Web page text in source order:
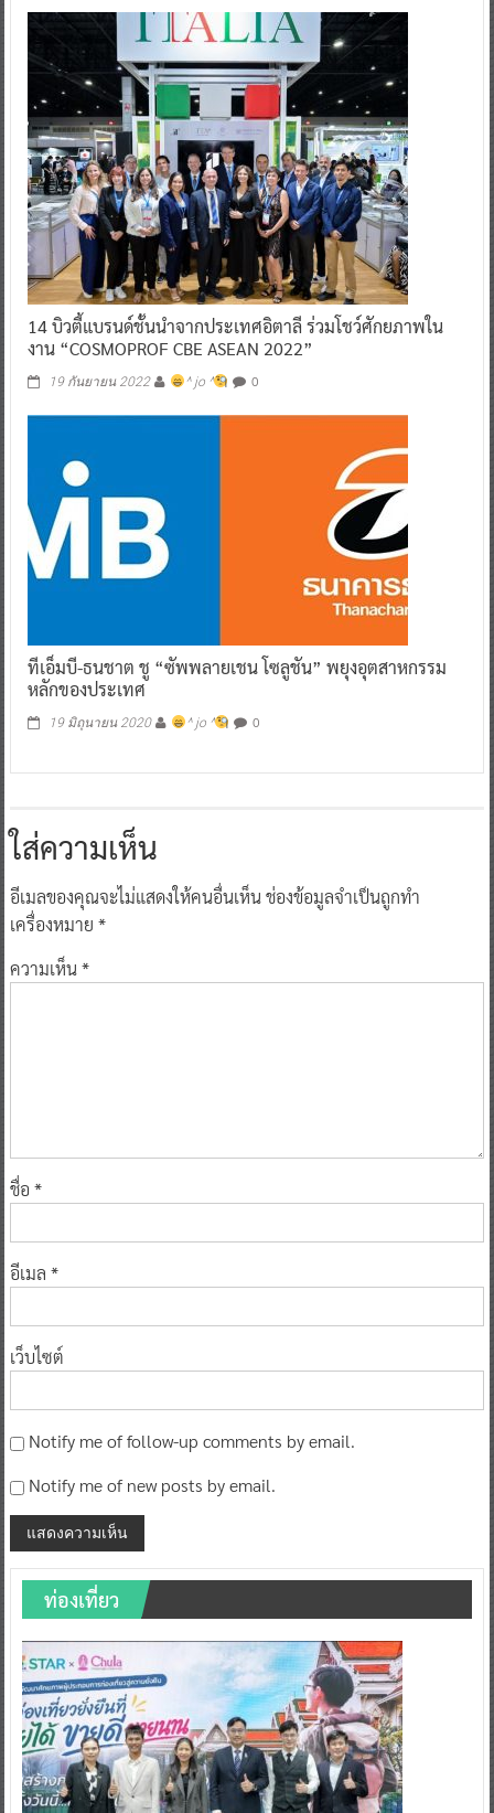
14 บิวตี้แบรนด์ชั้นนำจากประเทศอิตาลี ร่วมโชว์ศักยภาพใน
งาน “COSMOPROF CBE ASEAN 2022”
19 กันยายน 2022 ^ jo ^ 0
ทีเอ็มบี-ธนชาต ชู “ซัพพลายเชน โซลูชัน” พยุงอุตสาหกรรม
หลักของประเทศ
19 มิถุนายน 2020 ^ jo ^ 0
ใส่ความเห็น
อีเมลของคุณจะไม่แสดงให้คนอื่นเห็นช่องข้อมูลจำเป็นถูกทำ
เครื่องหมาย *
ความเห็น*
ชื่อ *
อีเมล *
เว็บไซต์
Notify me of follow-up comments by email.
Notify me of new posts by email.
ท่องเที่ยว